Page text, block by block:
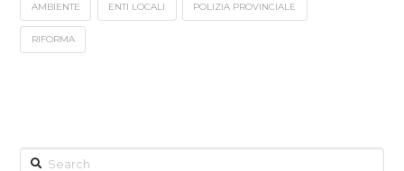
AMBIENTE ENTI LOCALI POLIZIA PROVINCIALE
RIFORMA
Search